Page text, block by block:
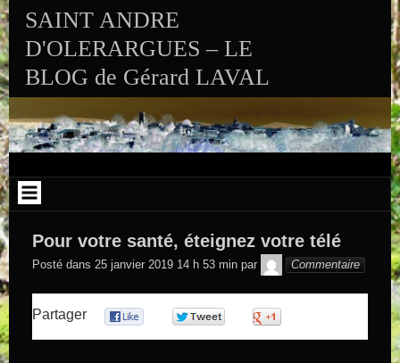
SAINT ANDRE
D'OLERARGUES – LE
BLOG de Gérard LAVAL
Pour votre santé, éteignez votre télé
Posté dans 25 janvier 2019 14 h 53 min par
GEGE DE
SAINTAND
Commentaire
Partager